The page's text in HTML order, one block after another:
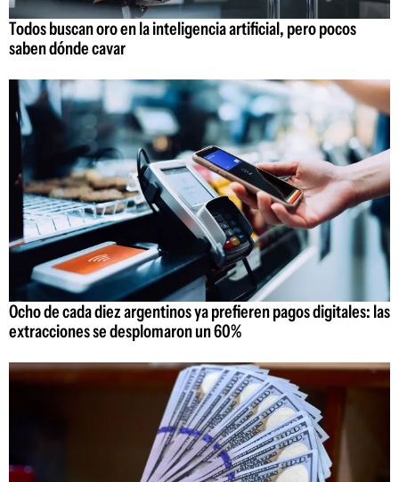
Todos buscan oro en la inteligencia artificial, pero pocos
saben dónde cavar
Ocho de cada diez argentinos ya prefieren pagos digitales: las
extracciones se desplomaron un 60%